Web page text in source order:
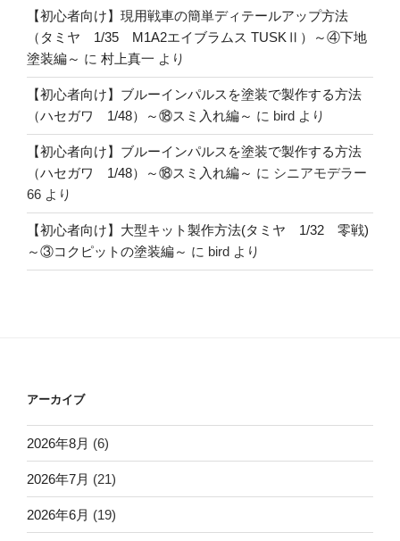
【初心者向け】現用戦車の簡単ディテールアップ方法
（タミヤ 1/35 M1A2エイブラムス TUSKⅡ）～④下地
塗装編～ に 村上真一 より
【初心者向け】ブルーインパルスを塗装で製作する方法
（ハセガワ 1/48）～⑱スミ入れ編～ に bird より
【初心者向け】ブルーインパルスを塗装で製作する方法
（ハセガワ 1/48）～⑱スミ入れ編～ に シニアモデラー
66 より
【初心者向け】大型キット製作方法(タミヤ 1/32 零戦)
～③コクピットの塗装編～ に bird より
アーカイブ
2026年8月 (6)
2026年7月 (21)
2026年6月 (19)